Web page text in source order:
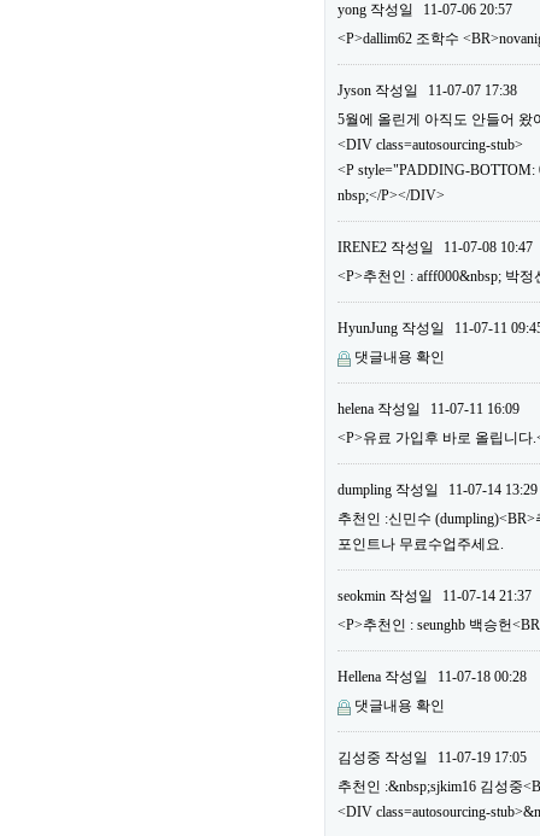
yong 작성일
11-07-06 20:57
<P>dallim62 조학수
Jyson 작성일
11-07-07 17:38
5월에 올린게 아직도 안들어 왔
<DIV class=autosourcing-stub>
<P style="PADDING-
nbsp;</P></DIV>
IRENE2 작성일
11-07-08 10:47
<P>추천인 : afff000&nbsp; 박
HyunJung 작성일
11-07-11
댓글내용 확인
helena 작성일
11-07-11 16:09
<P>유료 가입후 바로 올립니다
dumpling 작성일
11-07-14 13:29
추천인 :신민수
포인트나 무료수업주세요.
seokmin 작성일
11-07-14 21:37
<P>추천인 : seunghb 백승헌
Hellena 작성일
11-07-18 00:28
댓글내용 확인
김성중 작성일
11-07-19 17:05
추천인 :&nbsp;sjkim16 김성중
<DIV class=autosourcing-